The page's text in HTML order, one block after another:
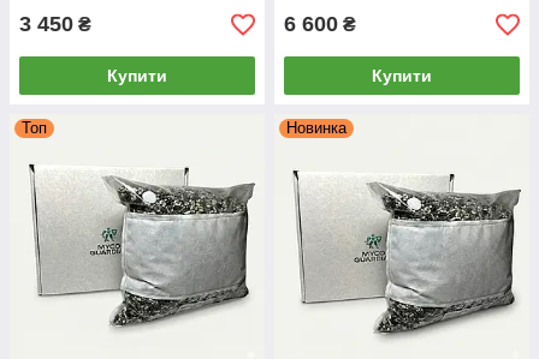
3 450 ₴
Купити
6 600 ₴
Купити
Топ Новинка